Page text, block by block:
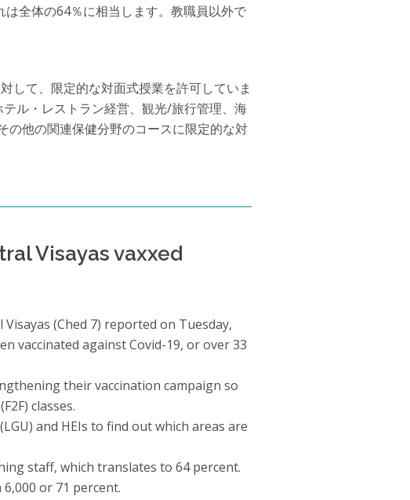
全体の64％に相当します。教職員以外で
して、限定的な対面式授業を許可していま
ル・レストラン経営、観光/旅行管理、海
の他の関連保健分野のコースに限定的な対
Visayas vaxxed
(Ched 7) reported on Tuesday,
vaccinated against Covid-19, or over 33
their vaccination campaign so
classes.
and HEIs to find out which areas are
staff, which translates to 64 percent.
or 71 percent.